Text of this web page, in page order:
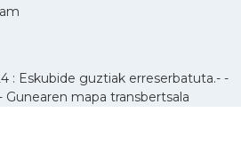
: Eskubide guztiak erreserbatuta.- -
Gunearen mapa transbertsala